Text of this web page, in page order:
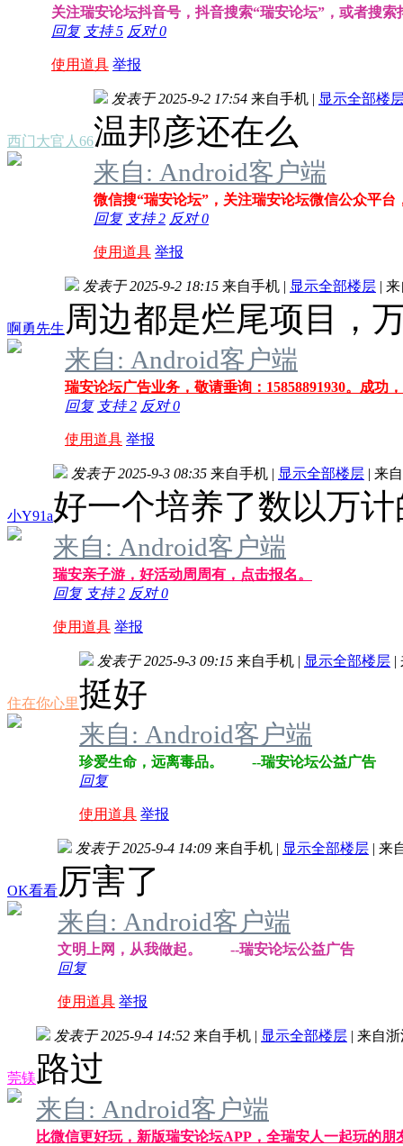
关注瑞安论坛抖音号，抖音搜索“瑞安论坛”，或者搜索
回复 支持5 反对0
使用道具 举报
西门大官人66
发表于 2025-9-2 17:54 来自手机 | 显示全部楼
温邦彦还在么
来自: Android客户端
微信搜“瑞安论坛”，关注瑞安论坛微信公众平台
回复 支持2 反对0
使用道具 举报
啊勇先生
发表于 2025-9-2 18:15 来自手机 | 显示全部楼层 | 来
周边都是烂尾项目，
来自: Android客户端
瑞安论坛广告业务，敬请垂询：15858891930。成功
回复 支持2 反对0
使用道具 举报
小Y91a
发表于 2025-9-3 08:35 来自手机 | 显示全部楼层 | 来
好一个培养了数以万
来自: Android客户端
瑞安亲子游，好活动周周有，点击报名。
回复 支持2 反对0
使用道具 举报
住在你心里
发表于 2025-9-3 09:15 来自手机 | 显示全部楼层 |
挺好
来自: Android客户端
珍爱生命，远离毒品。 --瑞安论坛公益广告
回复
使用道具 举报
OK看看
发表于 2025-9-4 14:09 来自手机 | 显示全部楼层 | 来
厉害了
来自: Android客户端
文明上网，从我做起。 --瑞安论坛公益广告
回复
使用道具 举报
莞镁
发表于 2025-9-4 14:52 来自手机 | 显示全部楼层 | 来自浙
路过
来自: Android客户端
比微信更好玩，新版瑞安论坛APP，全瑞安人一起玩的朋